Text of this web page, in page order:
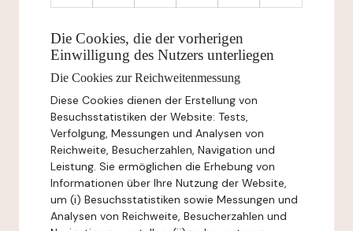
Die Cookies, die der vorherigen
Einwilligung des Nutzers unterliegen
Die Cookies zur Reichweitenmessung
Diese Cookies dienen der Erstellung von
Besuchsstatistiken der Website: Tests,
Verfolgung, Messungen und Analysen von
Reichweite, Besucherzahlen, Navigation und
Leistung. Sie ermöglichen die Erhebung von
Informationen über Ihre Nutzung der Website,
um (i) Besuchsstatistiken sowie Messungen und
Analysen von Reichweite, Besucherzahlen und